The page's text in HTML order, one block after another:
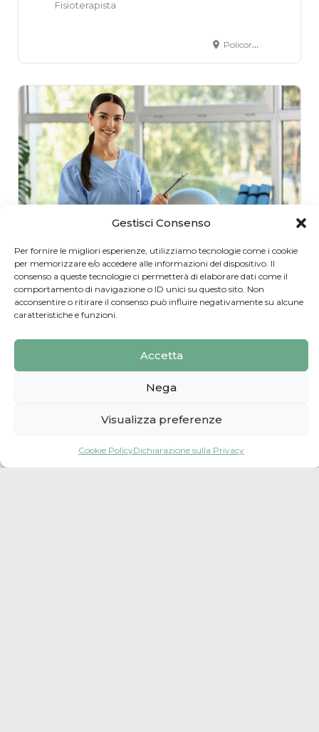
Gestisci Consenso
Per fornire le migliori esperienze, utilizziamo tecnologie come i cookie
per memorizzare e/o accedere alle informazioni del dispositivo. Il
consenso a queste tecnologie ci permetterà di elaborare dati come il
comportamento di navigazione o ID unici su questo sito. Non
acconsentire o ritirare il consenso può influire negativamente su alcune
caratteristiche e funzioni.
Accetta
Nega
Visualizza preferenze
Cookie PolicyDichiarazione sulla Privacy
Fisioterapista
Policoro, MT, Italia
Valentina Tataranni
Fisioterapista